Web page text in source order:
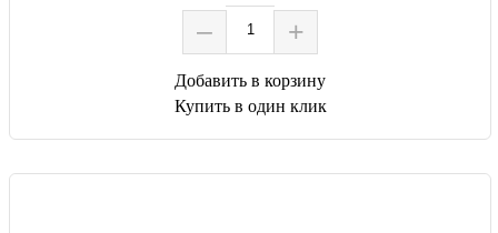
– +
Добавить в корзину
Купить в один клик